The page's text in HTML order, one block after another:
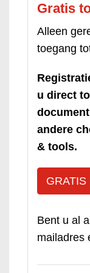
Gratis
Alleen
toegang
u direct
andere
& tools.
GRATIS
Bent u al
mailadres